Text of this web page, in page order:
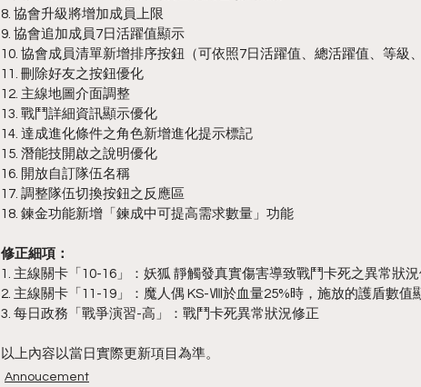
8. 協會升級將增加成員上限
9. 協會追加成員7日活躍值顯示
10. 協會成員清單新增排序按鈕（可依照7日活躍值、總活躍值、等級
11. 刪除好友之按鈕優化
12. 主線地圖介面調整
13. 戰鬥詳細資訊顯示優化
14. 達成進化條件之角色新增進化提示標記
15. 潛能技開啟之說明優化
16. 開放自訂隊伍名稱
17. 調整隊伍切換按鈕之反應區
18. 鍊金功能新增「鍊成中可提高需求數量」功能
修正細項：
1. 主線關卡「10-16」：妖狐 靜觸發真實傷害導致戰鬥卡死之異常狀況
2. 主線關卡「11-19」：魔人偶 KS-Ⅷ於血量25%時，施放的護盾數值
3. 每日政務「戰爭演習-高」：戰鬥卡死異常狀況修正
以上內容以當日實際更新項目為準。
Annoucement